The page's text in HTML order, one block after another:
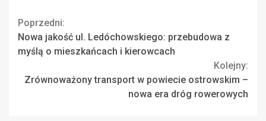
Continue
Reading
Poprzedni:
Nowa jakość ul. Ledóchowskiego: przebudowa z
myślą o mieszkańcach i kierowcach
Kolejny:
Zrównoważony transport w powiecie ostrowskim –
nowa era dróg rowerowych